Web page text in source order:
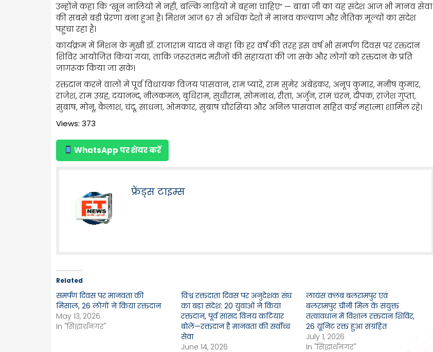
उन्होंने कहा कि “खून नालियों में नहीं, बल्कि नाड़ियों में बहना चाहिए” — बाबा जी का यह संदेश आज भी मानव सेवा
की सबसे बड़ी प्रेरणा बना हुआ है। मिशन आज 67 से अधिक देशों में मानव कल्याण और नैतिक मूल्यों का संदेश
पहुंचा रहा है।
कार्यक्रम में मिशन के मुखी डॉ. राजाराम यादव ने कहा कि हर वर्ष की तरह इस वर्ष भी समर्पण दिवस पर रक्तदान
शिविर आयोजित किया गया, ताकि जरूरतमंद मरीजों की सहायता की जा सके और लोगों को रक्तदान के प्रति
जागरूक किया जा सके।
रक्तदान करने वालों में पूर्व विधायक विजय पासवान, राम प्यारे, राम सुमेर अंबेडकर, अनूप कुमार, मनीष कुमार,
राजेश, राम उग्रह, दयानन्द, नीलकमल, बुधिराम, सुधीराम, सोमनाथ, रीता, अर्जुन, राम चरन, दीपक, राजेश गुप्ता,
सुबाष, मोनू, कैलाश, चंदू, साधना, ओमकार, सुबाष चौरसिया और अनिल पासवान सहित कई महात्मा शामिल रहे।
Views: 373
WhatsApp पर शेयर करें
फ्रेंड्स टाइम्स
Related
समर्पण दिवस पर मानवता की
मिसाल, 26 लोगों ने किया रक्तदान
May 13, 2026
In "सिद्धार्थनगर"
विश्व रक्तदाता दिवस पर अनुदेशक संघ
का बड़ा संदेश: 20 युवाओं ने किया
रक्तदान, पूर्व सांसद विनय कटियार
बोले—रक्तदान है मानवता की सर्वोच्च
सेवा
June 14, 2026
लायंस क्लब बलरामपुर एवं
बलरामपुर चीनी मिल के संयुक्त
तत्वावधान में विशाल रक्तदान शिविर,
26 यूनिट रक्त हुआ संग्रहित
July 1, 2026
In "सिद्धार्थनगर"